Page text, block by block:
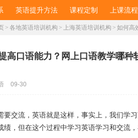
英语提升方法 课程定制 上课流程
> 各地英语培训机构 > 上海英语培训机构 > 如何高
高口语能力？网上口语教学哪
09-30
要交流，英语就是这样，事实上，我们学
绩，但在这个过程中学习英语学习和交流